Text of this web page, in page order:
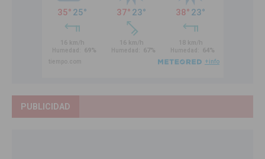
PUBLICIDAD